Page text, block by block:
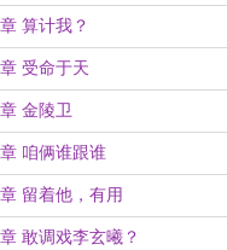
算计我？
受命于天
金陵卫
咱俩谁跟谁
留着他，有用
敢调戏李玄曦？